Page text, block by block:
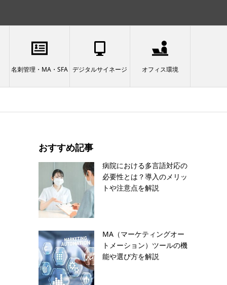
名刺管理・MA・SFA デジタルサイネージ オフィス環境
おすすめ記事
病院における多言語対応の
必要性とは？導入のメリッ
トや注意点を解説
MA（マーケティングオー
トメーション）ツールの機
能や選び方を解説